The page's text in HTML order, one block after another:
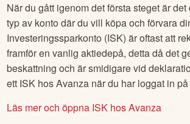
När du gått igenom det första steget är
typ av konto där du vill köpa och förvara
Investeringssparkonto (ISK) är oftast att
framför en vanlig aktiedepå, detta då det
beskattning och är smidigare vid
ett ISK hos Avanza när du har loggat in
Läs mer och öppna ISK hos Avanza